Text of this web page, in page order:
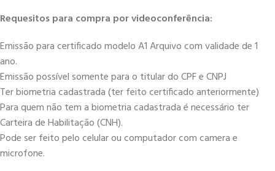
Requesitos para compra por videoconferência:
Emissão para certificado modelo A1 Arquivo com validade de 1
ano.
Emissão possível somente para o titular do CPF e CNPJ
Ter biometria cadastrada (ter feito certificado anteriormente)
Para quem não tem a biometria cadastrada é necessário ter
Carteira de Habilitação (CNH).
Pode ser feito pelo celular ou computador com camera e
microfone.